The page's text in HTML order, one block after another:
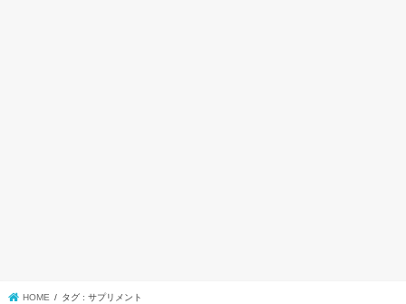
HOME タグ : サプリメント